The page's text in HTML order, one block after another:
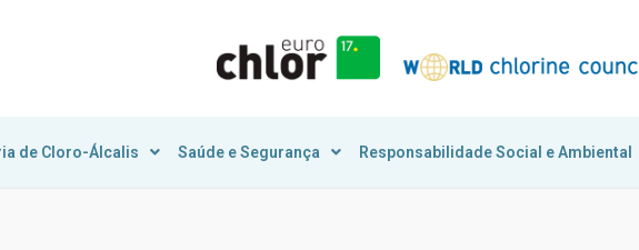
de Cloro-Álcalis Saúde e Segurança Responsabilidade Social e Ambiental